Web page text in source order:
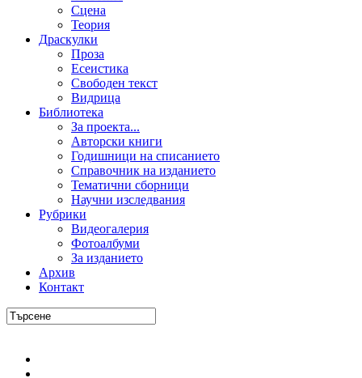
Сцена
Теория
Драскулки
Проза
Есеистика
Свободен текст
Видрица
Библиотека
За проекта...
Авторски книги
Годишници на списанието
Справочник на изданието
Тематични сборници
Научни изследвания
Рубрики
Видеогалерия
Фотоалбуми
За изданието
Архив
Контакт